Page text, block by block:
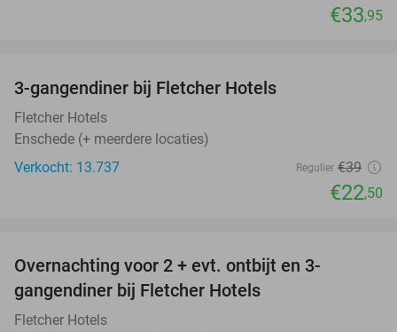
€33,95
3-gangendiner bij Fletcher Hotels
Fletcher Hotels
Enschede (+ meerdere locaties)
Verkocht: 13.737
Regulier €39
€22,50
Overnachting voor 2 + evt. ontbijt en 3-
gangendiner bij Fletcher Hotels
Fletcher Hotels